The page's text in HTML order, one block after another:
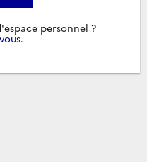
personnel ?
.